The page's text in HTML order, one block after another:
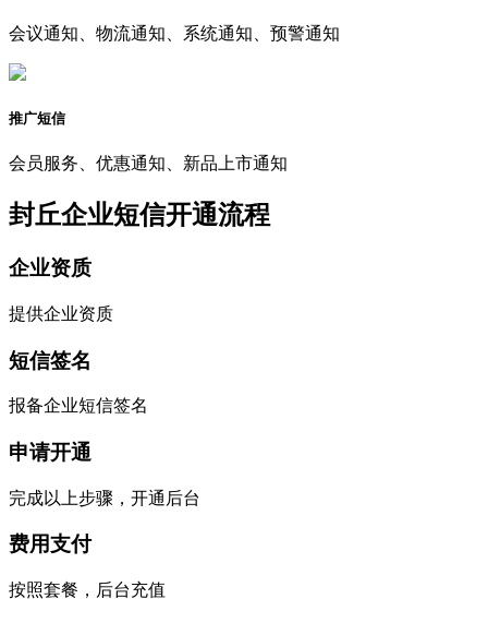
会议通知、物流通知、系统通知、预警通知
推广短信
会员服务、优惠通知、新品上市通知
封丘企业短信开通流程
企业资质
提供企业资质
短信签名
报备企业短信签名
申请开通
完成以上步骤，开通后台
费用支付
按照套餐，后台充值